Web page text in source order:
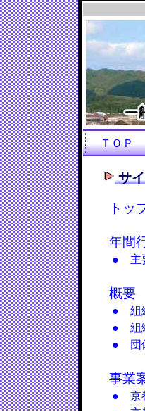
ＴＯＰ
サ
トッ
年間
● 主
概要
● 組
● 組
● 団
事業
● 京